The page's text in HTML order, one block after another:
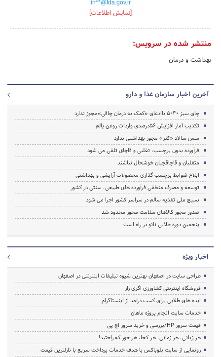
in**@fda.gov.ir
[نمایش اطلاعات]
منتشر شده در سرویس:
بهداشت و درمان
آخرین اخبار سازمان غذا و دارو
چای سبز 5040 باادعای «کمک به درمان چاقی»مجوز ندارد
تکذیب آمار افزایش 56درصدی واردات روغن پالم
سس سالاد «کنز» مجوز بهداشتی ندارد
فرآورده بدون برچسب، تقلبی و قاچاق تلقی می شود
متقلبان و قاچاقچیان خوشحال نباشند
ابلاغ ضوابط برچسب گذاری محصولات آرایشی و بهداشتی
توسعه و مصرف منطقی فرآورده های طبیعی، سنتی در کشور
بسیج ملی تغذیه سالم در سراسر کشور اجرا می شود
صدور مجوز کالاهای سلامت محور محدود شد
پنجمین دوره طلایی نانو در راه است
اخبار ویژه
طراحی سایت در اصفهان بهترین شیوه تبلیغات اینترنتی در اصفهان
فروشگاه اینترنتی کشاورزی اگری راز
ایده های طلایی برای کسب درآمد از اینستاگرام
خدمات سایت انجام پروژه ماهان
قیمت سرور HP/بررسی و خرید سرور اچ پی
هر زبانی، هر زمانی، هر کجا، هر جور که راحتید!
رونمایی از سایت بلوباکس با هدف خدمات پرداخت سریع با نازلترین قیمت